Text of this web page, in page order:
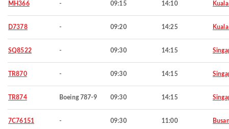
MH366 - 09:15 14:10
D7378 - 09:20 14:25
SQ8522 - 09:30 14:15
TR870 - 09:30 14:15
TR874 Boeing 787-9 09:30 14:15
7C76151 - 09:30 11:00